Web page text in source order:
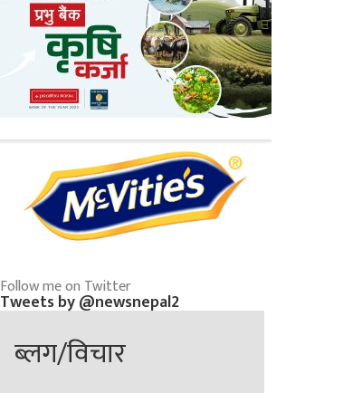
Follow me on Twitter
Tweets by @newsnepal2
ब्लग/विचार